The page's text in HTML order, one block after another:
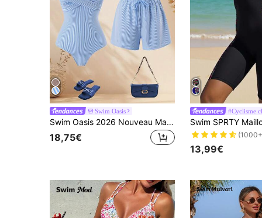
Swim Oasis
Swim Oasis 2026 Nouveau Maillot de Bain Femme 2 Pièces avec Jupe, Tissu Spécial Plage Vacances Élégant décontracté Ensemble de Maillot de Bain
18,75€
#Cyclisme
13,99€